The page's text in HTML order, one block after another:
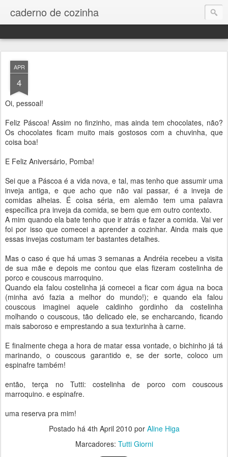
caderno de cozinha
APR
4
Oi, pessoal!
Feliz Páscoa! Assim no finzinho, mas ainda tem chocolates, não?
Os chocolates ficam muito mais gostosos com a chuvinha, que
coisa boa!
E Feliz Aniversário, Pomba!
Sei que a Páscoa é a vida nova, e tal, mas tenho que assumir uma
inveja antiga, e que acho que não vai passar, é a inveja de
comidas alheias. É coisa séria, em alemão tem uma palavra
específica pra inveja da comida, se bem que em outro contexto.
A mim quando ela bate tenho que ir atrás e fazer a comida. Vai ver
foi por isso que comecei a aprender a cozinhar. Ainda mais que
essas invejas costumam ter bastantes detalhes.
Mas o caso é que há umas 3 semanas a Andréia recebeu a visita
de sua mãe e depois me contou que elas fizeram costelinha de
porco e couscous marroquino.
Quando ela falou costelinha já comecei a ficar com água na boca
(minha avó fazia a melhor do mundo!); e quando ela falou
couscous imaginei aquele caldinho gordinho da costelinha
molhando o couscous, tão delicado ele, se encharcando, ficando
mais saboroso e emprestando a sua texturinha à carne.
E finalmente chega a hora de matar essa vontade, o bichinho já tá
marinando, o couscous garantido e, se der sorte, coloco um
espinafre também!
então, terça no Tutti: costelinha de porco com couscous
marroquino. e espinafre.
uma reserva pra mim!
Postado há 4th April 2010 por Aline Higa
Marcadores: Tutti Giorni